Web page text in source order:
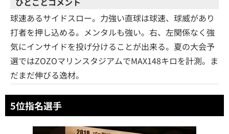
球速あるサイドスロー。力強い直球は球速、球威があり
打者を押し込める。メンタルも強い。右、左関係なく強
気にインサイドを投げ分けることが出来る。夏の大会予
選ではZOZOマリンスタジアムでMAX148キロを計測。ま
だまだ伸びる逸材。
5位指名選手